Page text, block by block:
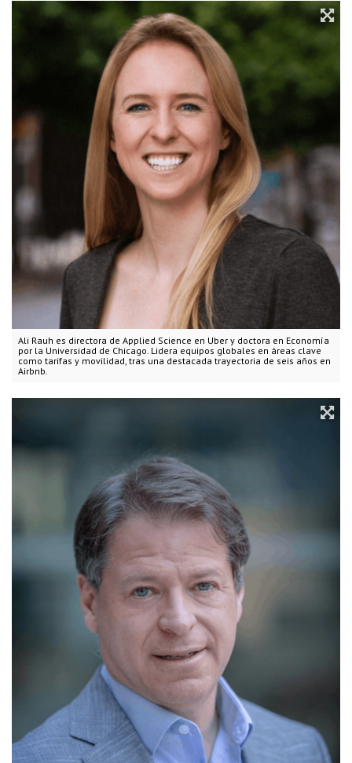
Ali Rauh es directora de Applied Science en Uber y doctora en Economía
por la Universidad de Chicago. Lidera equipos globales en áreas clave
como tarifas y movilidad, tras una destacada trayectoria de seis años en
Airbnb.